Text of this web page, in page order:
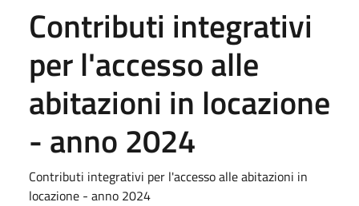
Contributi integrativi
per l'accesso alle
abitazioni in locazione
- anno 2024
Contributi integrativi per l'accesso alle abitazioni in
locazione - anno 2024